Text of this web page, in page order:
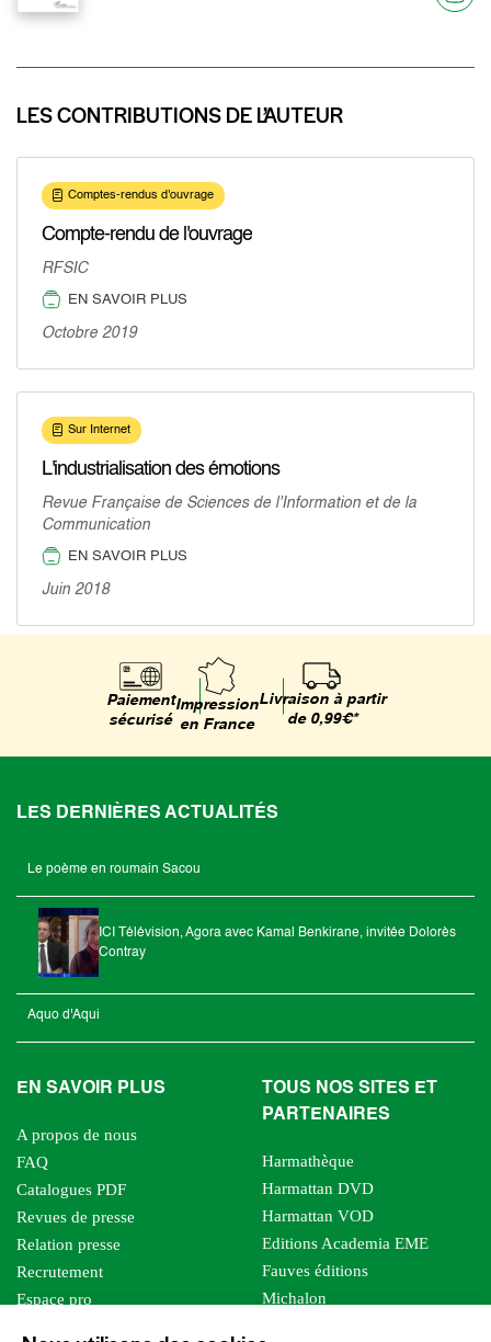
LES CONTRIBUTIONS DE L’AUTEUR
Comptes-rendus d'ouvrage
Compte-rendu de l'ouvrage
RFSIC
EN SAVOIR PLUS
Octobre 2019
Sur Internet
L'industrialisation des émotions
Revue Française de Sciences de l'Information et de la
Communication
EN SAVOIR PLUS
Juin 2018
Paiement
sécurisé
Impression
en France
Livraison à partir
de 0,99€*
LES DERNIÈRES ACTUALITÉS
Le poème en roumain Sacou
ICI Télévision, Agora avec Kamal Benkirane, invitée Dolorès
Contray
Aquo d'Aqui
EN SAVOIR PLUS
A propos de nous
FAQ
Catalogues PDF
Revues de presse
Relation presse
Recrutement
Espace pro
TOUS NOS SITES ET
PARTENAIRES
Harmathèque
Harmattan DVD
Harmattan VOD
Editions Academia EME
Fauves éditions
Michalon